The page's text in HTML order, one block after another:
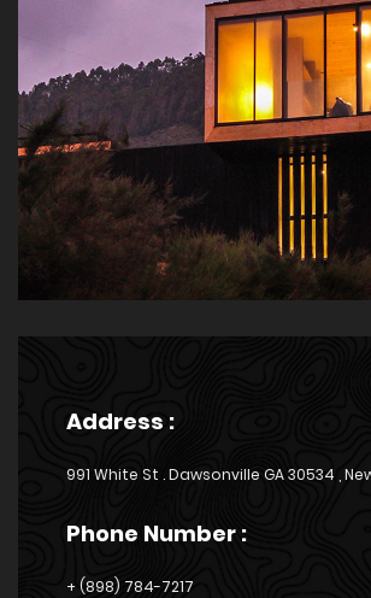
Address :
991 White St . Dawsonville GA 30534 ,
Phone Number :
+ (898) 784-7217